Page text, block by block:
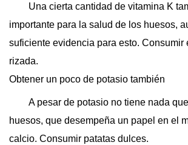
Una cierta cantidad de vitamina K
importante para la salud de los huesos,
suficiente evidencia para esto. Consumir
rizada.
Obtener un poco de potasio también
A pesar de potasio no tiene nada
huesos, que desempeña un papel en el
calcio. Consumir patatas dulces.